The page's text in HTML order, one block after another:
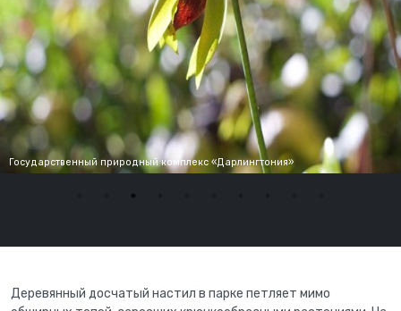
Государственный природный комплекс «Дарлингтония»
Деревянный досчатый настил в парке петляет мимо